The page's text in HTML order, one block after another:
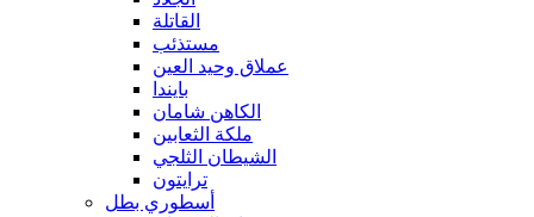
القاتلة
مستذئب
عملاق وحيد العين
بايندا
الكاهن شامان
ملكة الثعابين
الشيطان الثلجي
ترايتون
أسطوري بطل